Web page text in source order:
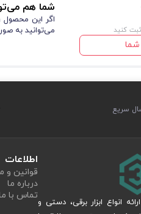
ثبت کنید
شما
شما هم
اگر این محصول
می‌توانید به
سریع
"ابزار3" با ارائه انواع ابزار برقی، دستی و
اطلاعات
قوانین و
درباره ما
تماس با ما